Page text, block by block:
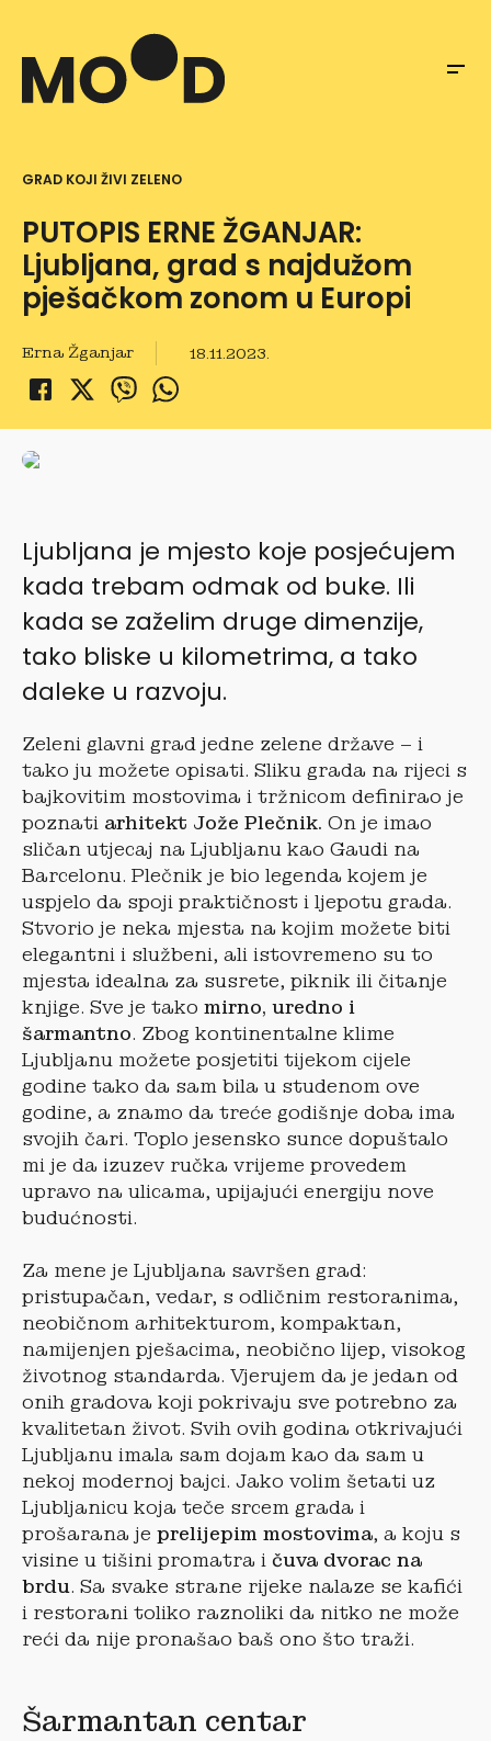
GRAD KOJI ŽIVI ZELENO
PUTOPIS ERNE ŽGANJAR:
Ljubljana, grad s najdužom
pješačkom zonom u Europi
Erna Žganjar 18.11.2023.
Ljubljana je mjesto koje posjećujem
kada trebam odmak od buke. Ili
kada se zaželim druge dimenzije,
tako bliske u kilometrima, a tako
daleke u razvoju.
Zeleni glavni grad jedne zelene države – i
tako ju možete opisati. Sliku grada na rijeci s
bajkovitim mostovima i tržnicom definirao je
poznati arhitekt Jože Plečnik. On je imao
sličan utjecaj na Ljubljanu kao Gaudi na
Barcelonu. Plečnik je bio legenda kojem je
uspjelo da spoji praktičnost i ljepotu grada.
Stvorio je neka mjesta na kojim možete biti
elegantni i službeni, ali istovremeno su to
mjesta idealna za susrete, piknik ili čitanje
knjige. Sve je tako mirno, uredno i
šarmantno. Zbog kontinentalne klime
Ljubljanu možete posjetiti tijekom cijele
godine tako da sam bila u studenom ove
godine, a znamo da treće godišnje doba ima
svojih čari. Toplo jesensko sunce dopuštalo
mi je da izuzev ručka vrijeme provedem
upravo na ulicama, upijajući energiju nove
budućnosti.
Za mene je Ljubljana savršen grad:
pristupačan, vedar, s odličnim restoranima,
neobičnom arhitekturom, kompaktan,
namijenjen pješacima, neobično lijep, visokog
životnog standarda. Vjerujem da je jedan od
onih gradova koji pokrivaju sve potrebno za
kvalitetan život. Svih ovih godina otkrivajući
Ljubljanu imala sam dojam kao da sam u
nekoj modernoj bajci. Jako volim šetati uz
Ljubljanicu koja teče srcem grada i
prošarana je prelijepim mostovima, a koju s
visine u tišini promatra i čuva dvorac na
brdu. Sa svake strane rijeke nalaze se kafići
i restorani toliko raznoliki da nitko ne može
reći da nije pronašao baš ono što traži.
Šarmantan centar